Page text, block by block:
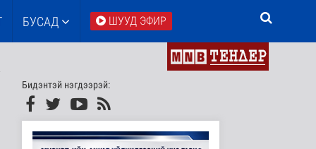
БУСАД ШУУД ЭФИР
Бидэнтэй нэгдээрэй: